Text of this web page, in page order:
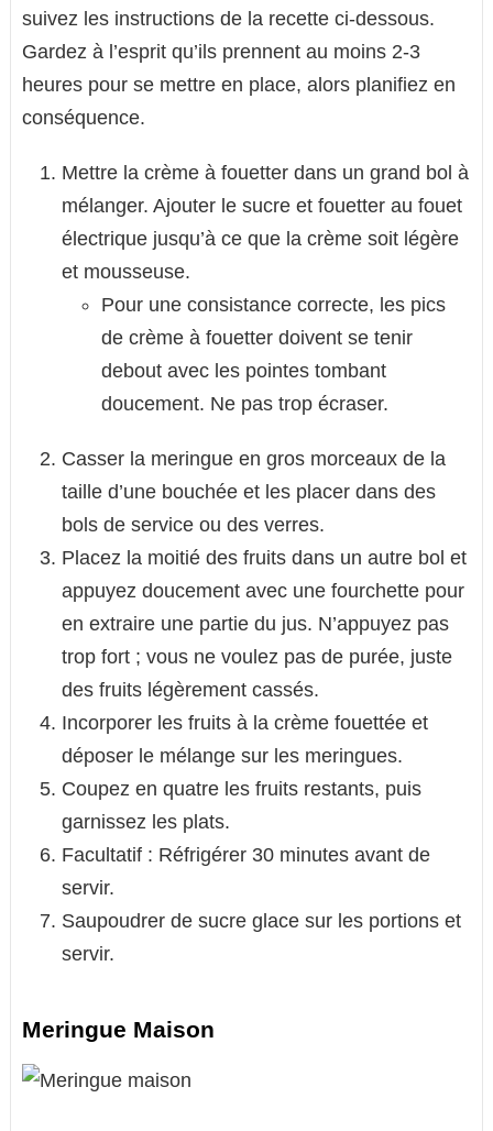
suivez les instructions de la recette ci-dessous.
Gardez à l’esprit qu’ils prennent au moins 2-3
heures pour se mettre en place, alors planifiez en
conséquence.
Mettre la crème à fouetter dans un grand bol à
mélanger. Ajouter le sucre et fouetter au fouet
électrique jusqu’à ce que la crème soit légère
et mousseuse.
Pour une consistance correcte, les pics
de crème à fouetter doivent se tenir
debout avec les pointes tombant
doucement. Ne pas trop écraser.
Casser la meringue en gros morceaux de la
taille d’une bouchée et les placer dans des
bols de service ou des verres.
Placez la moitié des fruits dans un autre bol et
appuyez doucement avec une fourchette pour
en extraire une partie du jus. N’appuyez pas
trop fort ; vous ne voulez pas de purée, juste
des fruits légèrement cassés.
Incorporer les fruits à la crème fouettée et
déposer le mélange sur les meringues.
Coupez en quatre les fruits restants, puis
garnissez les plats.
Facultatif : Réfrigérer 30 minutes avant de
servir.
Saupoudrer de sucre glace sur les portions et
servir.
Meringue Maison